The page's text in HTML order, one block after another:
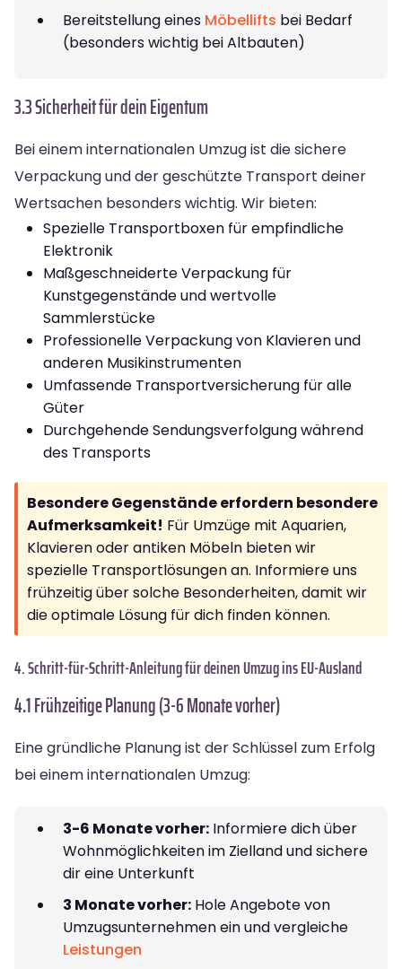
Bereitstellung eines Möbellifts bei Bedarf
(besonders wichtig bei Altbauten)
3.3 Sicherheit für dein Eigentum
Bei einem internationalen Umzug ist die sichere
Verpackung und der geschützte Transport deiner
Wertsachen besonders wichtig. Wir bieten:
Spezielle Transportboxen für empfindliche
Elektronik
Maßgeschneiderte Verpackung für
Kunstgegenstände und wertvolle
Sammlerstücke
Professionelle Verpackung von Klavieren und
anderen Musikinstrumenten
Umfassende Transportversicherung für alle
Güter
Durchgehende Sendungsverfolgung während
des Transports
Besondere Gegenstände erfordern besondere
Aufmerksamkeit! Für Umzüge mit Aquarien,
Klavieren oder antiken Möbeln bieten wir
spezielle Transportlösungen an. Informiere uns
frühzeitig über solche Besonderheiten, damit wir
die optimale Lösung für dich finden können.
4. Schritt-für-Schritt-Anleitung für deinen Umzug ins EU-Ausland
4.1 Frühzeitige Planung (3-6 Monate vorher)
Eine gründliche Planung ist der Schlüssel zum Erfolg
bei einem internationalen Umzug:
3-6 Monate vorher: Informiere dich über
Wohnmöglichkeiten im Zielland und sichere
dir eine Unterkunft
3 Monate vorher: Hole Angebote von
Umzugsunternehmen ein und vergleiche
Leistungen